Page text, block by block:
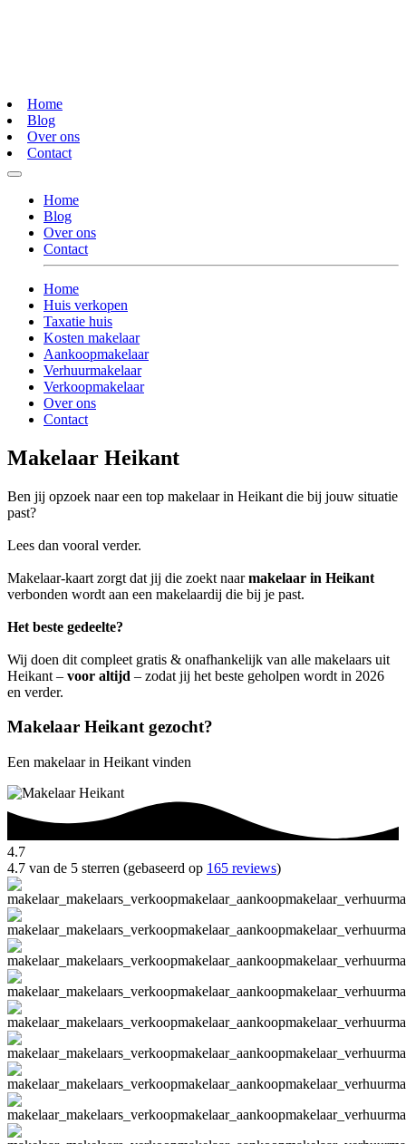
Home
Blog
Over ons
Contact
Home
Blog
Over ons
Contact
Home
Huis verkopen
Taxatie huis
Kosten makelaar
Aankoopmakelaar
Verhuurmakelaar
Verkoopmakelaar
Over ons
Contact
Makelaar Heikant
Ben jij opzoek naar een top makelaar in Heikant die bij jouw situatie
past?
Lees dan vooral verder.
Makelaar-kaart zorgt dat jij die zoekt naarmakelaar in Heikant
verbonden wordt aan een makelaardij die bij je past.
Het beste gedeelte?
Wij doen dit compleet gratis & onafhankelijk van alle makelaars uit
Heikant – voor altijd – zodat jij het beste geholpen wordt in 2026
en verder.
Makelaar Heikant gezocht?
Een makelaar in Heikant vinden
4.7
4.7 van de 5 sterren (gebaseerd op 165 reviews)